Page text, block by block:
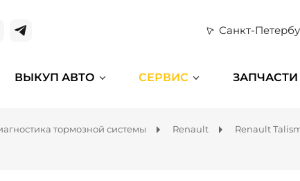
Санкт-
ВЫКУП АВТО СЕРВИС ЗАПЧАСТИ
тормозной системы Renault Renault